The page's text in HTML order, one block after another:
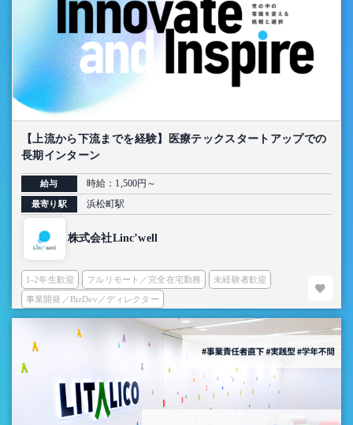
【上流から下流までを経験】医療テックスタートアップでの
長期インターン
給与 時給：1,500円～
最寄り駅 浜松町駅
株式会社Linc’well
1-2年生歓迎 フルリモート／完全在宅勤務 未経験者歓迎
事業開発／BizDev／ディレクター